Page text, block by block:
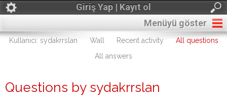
Giriş Yap | Kayıt ol
Menüyü göster
Kullanıcı: sydakrrslan Wall Recent activity
All questions
All answers
Questions by sydakrrslan